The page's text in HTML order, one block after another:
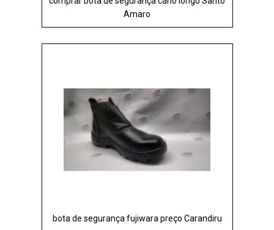
Amaro
bota de segurança fujiwara preço Carandiru